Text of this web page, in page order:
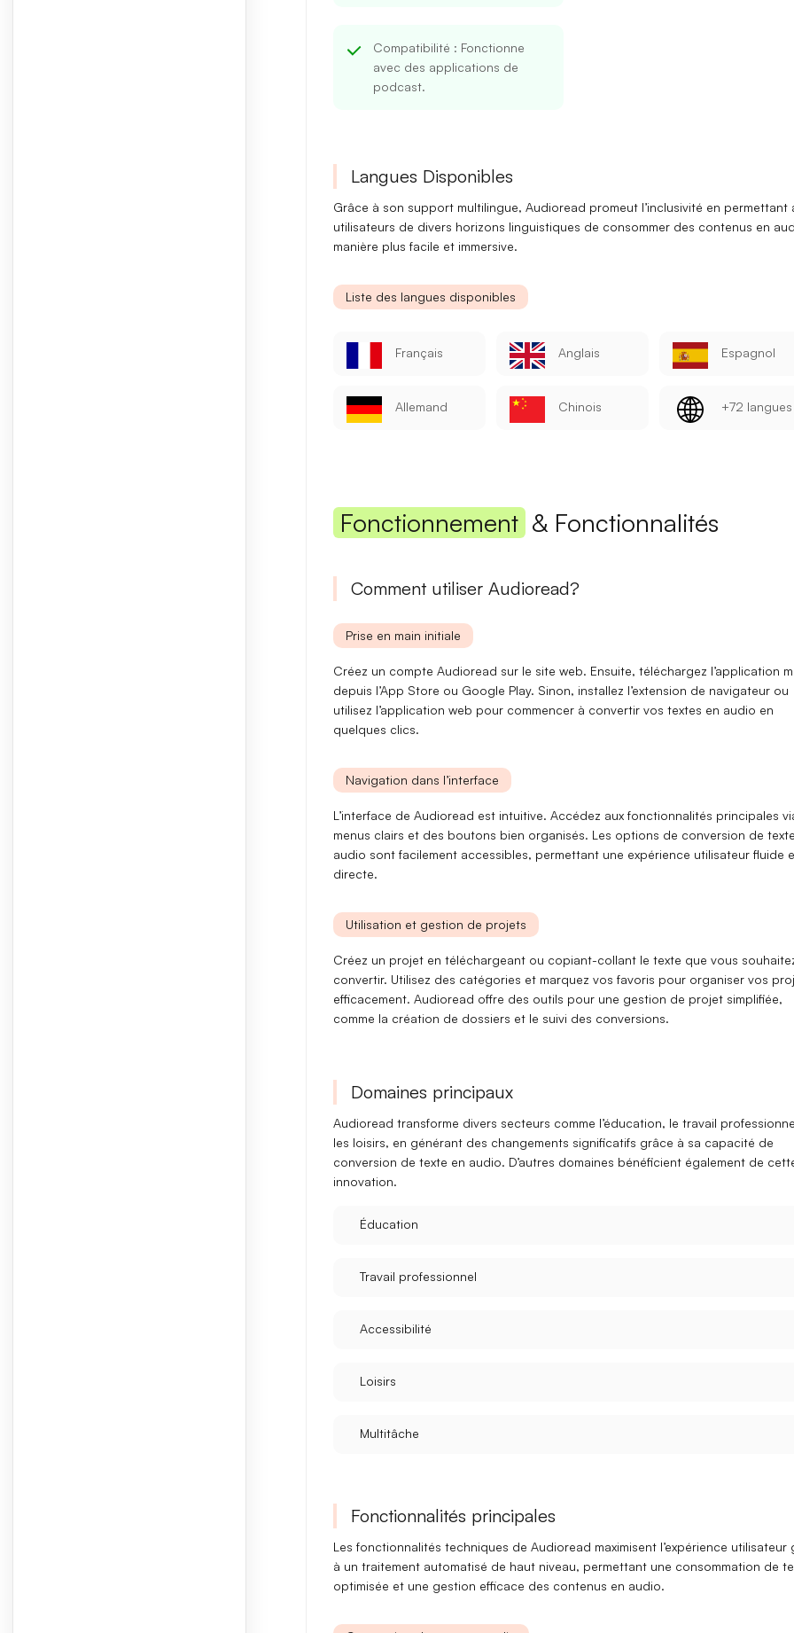
Se connecter
Ou continuer avec
Se souvenir de moi
Vous n'avez pas encore de compte ?S'inscrire
Compatibilité : Fonctionne
avec des applications de
podcast.
Langues Disponibles
Grâce à son support multilingue, Audioread promeut l’inclusivité en permettant
utilisateurs de divers horizons linguistiques de consommer des contenus en
manière plus facile et immersive.
Liste des langues disponibles
Français Anglais Espagnol
Allemand Chinois +72 langues
Fonctionnement & Fonctionnalités
Comment utiliser Audioread?
Prise en main initiale
Créez un compte Audioread sur le site web. Ensuite, téléchargez l’application
depuis l’App Store ou Google Play. Sinon, installez l’extension de navigateur ou
utilisez l’application web pour commencer à convertir vos textes en audio en
quelques clics.
Navigation dans l’interface
L’interface de Audioread est intuitive. Accédez aux fonctionnalités principales
menus clairs et des boutons bien organisés. Les options de conversion de
audio sont facilement accessibles, permettant une expérience utilisateur fluide
directe.
Utilisation et gestion de projets
Créez un projet en téléchargeant ou copiant-collant le texte que vous
convertir. Utilisez des catégories et marquez vos favoris pour organiser vos
efficacement. Audioread offre des outils pour une gestion de projet simplifiée,
comme la création de dossiers et le suivi des conversions.
Domaines principaux
Audioread transforme divers secteurs comme l’éducation, le travail
les loisirs, en générant des changements significatifs grâce à sa capacité de
conversion de texte en audio. D’autres domaines bénéficient également de
innovation.
Éducation
Travail professionnel
Accessibilité
Loisirs
Multitâche
Fonctionnalités principales
Les fonctionnalités techniques de Audioread maximisent l’expérience utilisateur
à un traitement automatisé de haut niveau, permettant une consommation de
optimisée et une gestion efficace des contenus en audio.